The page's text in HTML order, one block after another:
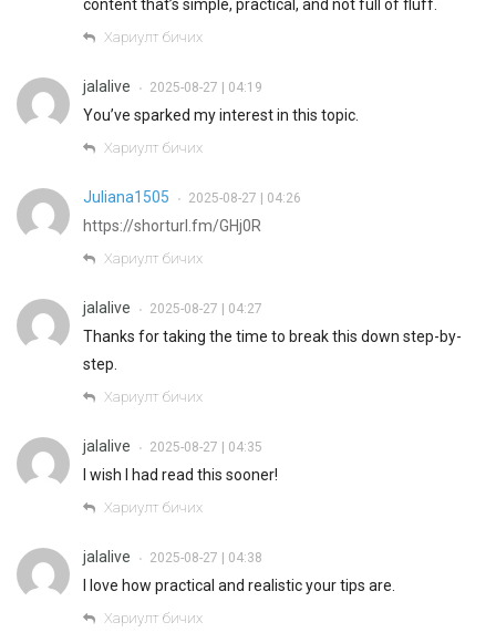
content that’s simple, practical, and not full of fluff.
Хариулт бичих
jalalive • 2025-08-27 | 04:19
You’ve sparked my interest in this topic.
Хариулт бичих
Juliana1505 • 2025-08-27 | 04:26
https://shorturl.fm/GHj0R
Хариулт бичих
jalalive • 2025-08-27 | 04:27
Thanks for taking the time to break this down step-by-
step.
Хариулт бичих
jalalive • 2025-08-27 | 04:35
I wish I had read this sooner!
Хариулт бичих
jalalive • 2025-08-27 | 04:38
I love how practical and realistic your tips are.
Хариулт бичих